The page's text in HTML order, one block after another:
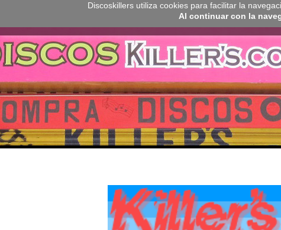
Discoskillers utiliza cookies para facilitar la
Al continuar con la